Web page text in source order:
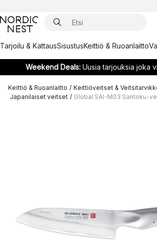
Tarjoilu & KattausSisustusKeittiö & Ruoanlaitto
Weekend Deals:Uusia tarjouksia joka
Keittiö & Ruoanlaitto / Keittiöveitset &
Japanilaiset veitset / Global SAI-M03 Santoku-